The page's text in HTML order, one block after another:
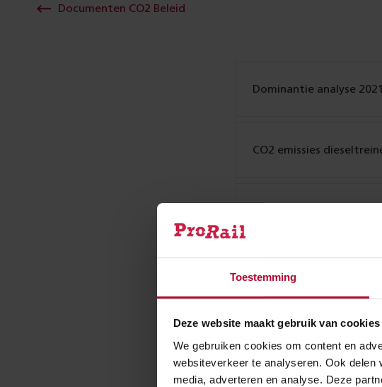
Toestemming
Deze website maakt gebruik van cookies
We gebruiken cookies om content en
websiteverkeer te analyseren. Ook
media, adverteren en analyse. Deze
Documenten CO2 Beleid
Dominantie analyse
CO2 emissies
Keten analyse
Keten analyse